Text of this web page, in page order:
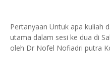
Pertanyaan Untuk apa kuliah
utama dalam sesi ke dua di
oleh Dr Nofel Nofiadri putra